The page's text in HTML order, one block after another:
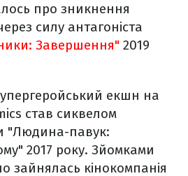
про зникнення
силу антагоніста
Завершення" 2019
екшн на
став сиквелом
"Людина-павук:
2017 року. Зйомками
зайнялась кінокомпанія